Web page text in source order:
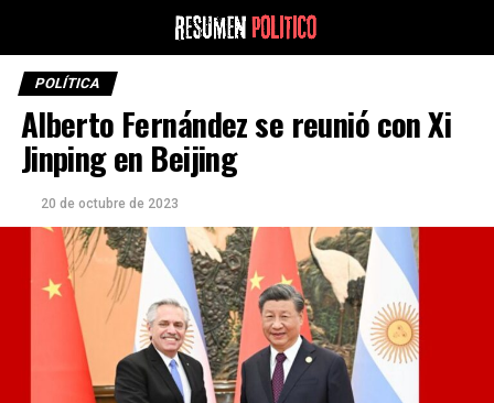
POLÍTICA
Alberto Fernández se reunió con Xi
Jinping en Beijing
20 de octubre de 2023